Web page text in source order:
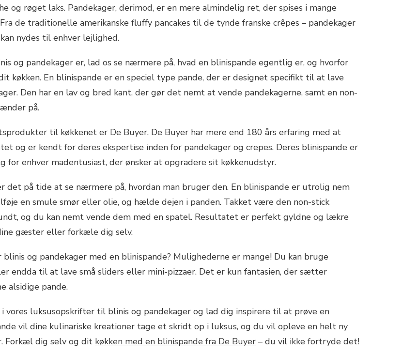
og røget laks. Pandekager, derimod, er en mere almindelig ret, der spises i mange
de traditionelle amerikanske fluffy pancakes til de tynde franske crêpes – pandekager
nydes til enhver lejlighed.
og pandekager er, lad os se nærmere på, hvad en blinispande egentlig er, og hvorfor
køkken. En blinispande er en speciel type pande, der er designet specifikt til at lave
Den har en lav og bred kant, der gør det nemt at vende pandekagerne, samt en non-
på.
til køkkenet er De Buyer. De Buyer har mere end 180 års erfaring med at
og er kendt for deres ekspertise inden for pandekager og crepes. Deres blinispande er
for enhver madentusiast, der ønsker at opgradere sit køkkenudstyr.
det på tide at se nærmere på, hvordan man bruger den. En blinispande er utrolig nem
en smule smør eller olie, og hælde dejen i panden. Takket være den non-stick
og du kan nemt vende dem med en spatel. Resultatet er perfekt gyldne og lækre
gæster eller forkæle dig selv.
og pandekager med en blinispande? Mulighederne er mange! Du kan bruge
endda til at lave små sliders eller mini-pizzaer. Det er kun fantasien, der sætter
alsidige pande.
i vores luksusopskrifter til blinis og pandekager og lad dig inspirere til at prøve en
vil dine kulinariske kreationer tage et skridt op i luksus, og du vil opleve en helt ny
Forkæl dig selv og dit køkken med en blinispande fra De Buyer – du vil ikke fortryde det!